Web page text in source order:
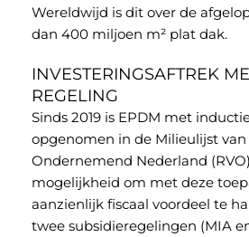
Wereldwijd is dit over de
dan 400 miljoen m² plat dak.
INVESTERINGSAFTREK
REGELING
Sinds 2019 is EPDM met
opgenomen in de Milieulijst
Ondernemend Nederland
mogelijkheid om met deze
aanzienlijk fiscaal voordeel te
twee subsidieregelingen (MIA